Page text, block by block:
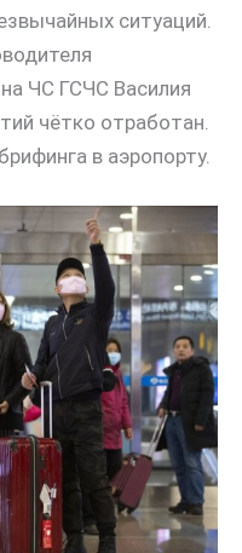
ситуаций.
ЧС ГСЧС Василия
чётко отработан.
в аэропорту.